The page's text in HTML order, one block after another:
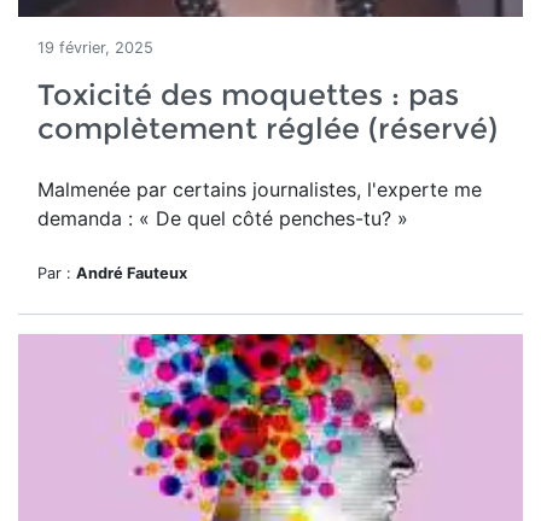
19 février, 2025
Toxicité des moquettes : pas
complètement réglée (réservé)
Malmenée par certains journalistes, l'experte me
demanda : « De quel côté penches-tu? »
Par : André Fauteux